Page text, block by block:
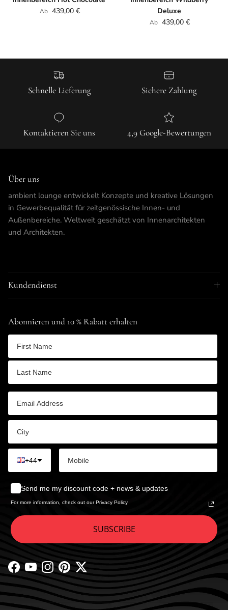
Normaler Preis
Ab 439,00 €
Deluxe
Normaler Preis
Ab 439,00 €
Schnelle Lieferung Sichere Zahlung
Kontaktieren Sie uns 4,9 Google-Bewertungen
Über uns
ambient lounge entwickelt Konzepte und kreative Lösungen
in Gewerbequalität für zeitgenössische Innen- und
Außenbereiche. Weltweit geschätzt von Innenarchitekten
und Architekten.
Kundendienst
Abonnieren und 10 % Rabatt erhalten
+44
Send me my discount code + news & updates
For more information, check out our Privacy Policy
SUBSCRIBE
Facebook
YouTubeInstagram
PinterestTwitter